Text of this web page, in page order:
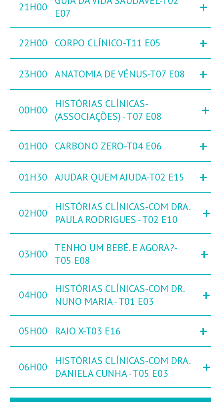
21H00
E07
+
22H00 CORPO CLÍNICO-T11 E05 +
23H00 ANATOMIA DE VÉNUS-T07 E08 +
00H00
HISTÓRIAS CLÍNICAS-
(ASSOCIAÇÕES) - T07 E08
+
01H00 CARBONO ZERO-T04 E06 +
01H30 AJUDAR QUEM AJUDA-T02 E15 +
02H00
HISTÓRIAS CLÍNICAS-COM DRA.
PAULA RODRIGUES - T02 E10
+
03H00
TENHO UM BEBÉ. E AGORA?-
T05 E08
+
04H00
HISTÓRIAS CLÍNICAS-COM DR.
NUNO MARIA - T01 E03
+
05H00 RAIO X-T03 E16 +
06H00
HISTÓRIAS CLÍNICAS-COM DRA.
DANIELA CUNHA - T05 E03
+